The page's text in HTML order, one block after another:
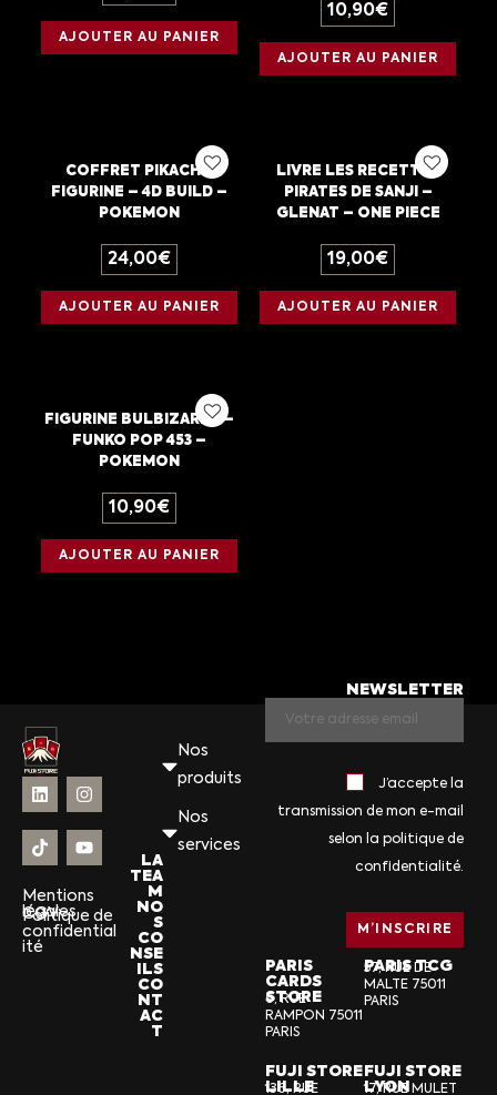
AJOUTER AU PANIER
10,90€
AJOUTER AU PANIER
COFFRET PIKACHU
FIGURINE – 4D BUILD –
POKEMON
24,00€
AJOUTER AU PANIER
LIVRE LES RECETTES
PIRATES DE SANJI –
GLENAT – ONE PIECE
19,00€
AJOUTER AU PANIER
FIGURINE BULBIZARRE –
FUNKO POP 453 –
POKEMON
10,90€
AJOUTER AU PANIER
Mentions
légales
CGV
Politique de
confidential
ité
Nos
produits
Nos
services
LA
TEA
M
NO
S
CO
NSE
ILS
CO
NT
AC
T
NEWSLETTER
J’accepte la
transmission de mon e-mail
selon la politique de
confidentialité.
PARIS
CARDS
STORE
6, RUE
RAMPON 75011
PARIS
PARIS TCG
57, RUE DE
MALTE 75011
PARIS
FUJI STORE
LILLE
136, RUE
FUJI STORE
LYON
17, RUE MULET